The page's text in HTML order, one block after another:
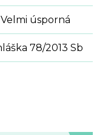
Velmi úsporná
78/2013 Sb